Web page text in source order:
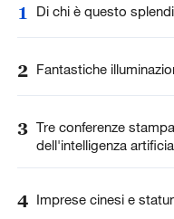
1 Di chi è questo
2 Fantastiche
3 Tre conferenze
dell'intelligenza
4 Imprese cinesi e